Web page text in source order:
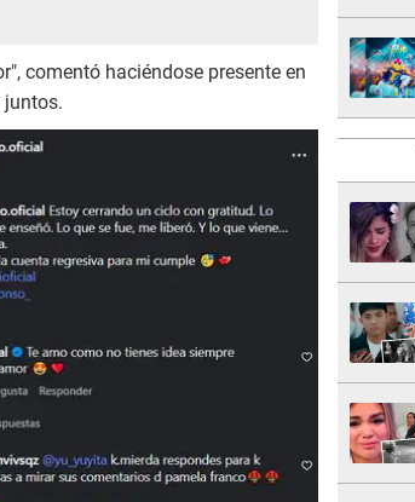
comentó haciéndose presente en
juntos.